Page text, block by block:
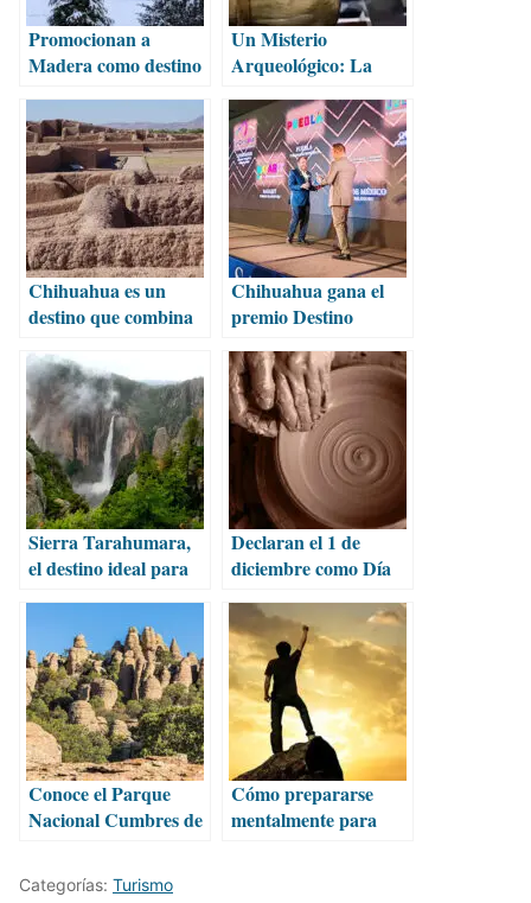
Promocionan a
Madera como destino
Un Misterio
Arqueológico: La
Chihuahua es un
destino que combina
tradición
Chihuahua gana el
premio Destino
Descubrir
Sierra Tarahumara,
el destino ideal para
Declaran el 1 de
diciembre como Día
Alfareros
Conoce el Parque
Nacional Cumbres de
Cómo prepararse
mentalmente para
Categorías: Turismo